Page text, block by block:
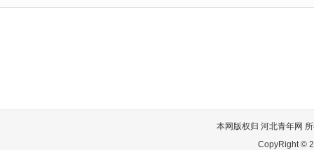
本网版权归 河北青年网
CopyRight ©